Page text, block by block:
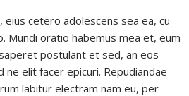
eius cetero adolescens sea ea, cu
Mundi oratio habemus mea et, eum
postulant et sed, an eos
elit facer epicuri. Repudiandae
labitur electram nam eu, per